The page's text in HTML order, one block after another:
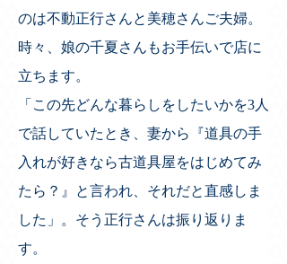
のは不動正行さんと美穂さんご夫婦。
時々、娘の千夏さんもお手伝いで店に
立ちます。
「この先どんな暮らしをしたいかを3人
で話していたとき、妻から『道具の手
入れが好きなら古道具屋をはじめてみ
たら？』と言われ、それだと直感しま
した」。そう正行さんは振り返りま
す。